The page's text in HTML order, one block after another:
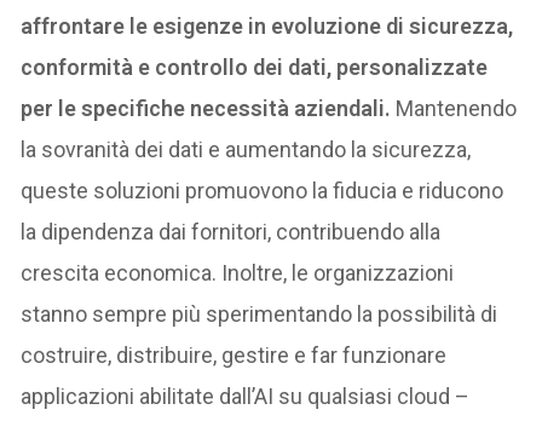
affrontare le esigenze in evoluzione di sicurezza,
conformità e controllo dei dati, personalizzate
per le specifiche necessità aziendali. Mantenendo
la sovranità dei dati e aumentando la sicurezza,
queste soluzioni promuovono la fiducia e riducono
la dipendenza dai fornitori, contribuendo alla
crescita economica. Inoltre, le organizzazioni
stanno sempre più sperimentando la possibilità di
costruire, distribuire, gestire e far funzionare
applicazioni abilitate dall’AI su qualsiasi cloud –